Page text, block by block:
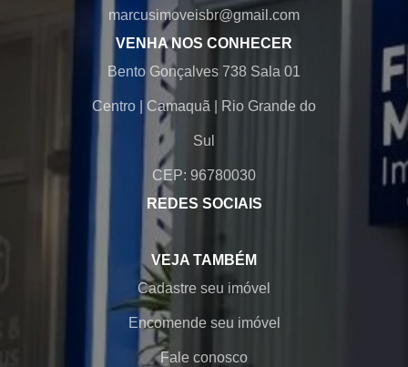
marcusimoveisbr@gmail.com
VENHA NOS CONHECER
Bento Gonçalves 738 Sala 01
Centro Camaquã Rio Grande do
Sul
CEP: 96780030
REDES SOCIAIS
VEJA TAMBÉM
Cadastre seu imóvel
Encomende seu imóvel
Fale conosco